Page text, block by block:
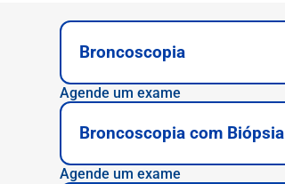
Broncoscopia
Agende um exame
Broncoscopia com Biópsia
Agende um exame